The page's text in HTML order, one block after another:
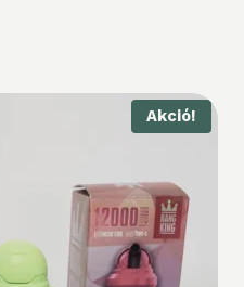
Akció!